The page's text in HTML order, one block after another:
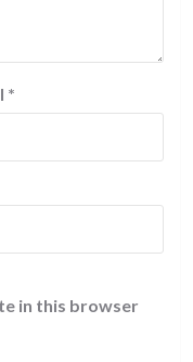
*
in this browser